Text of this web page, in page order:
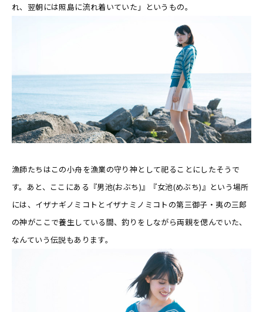
れ、翌朝には照島に流れ着いていた」というもの。
漁師たちはこの小舟を漁業の守り神として祀ることにしたそうで
す。あと、ここにある『男池(おぶち)』『女池(めぶち)』という場所
には、イザナギノミコトとイザナミノミコトの第三御子・夷の三郎
の神がここで養生している間、釣りをしながら両親を偲んでいた、
なんていう伝説もあります。